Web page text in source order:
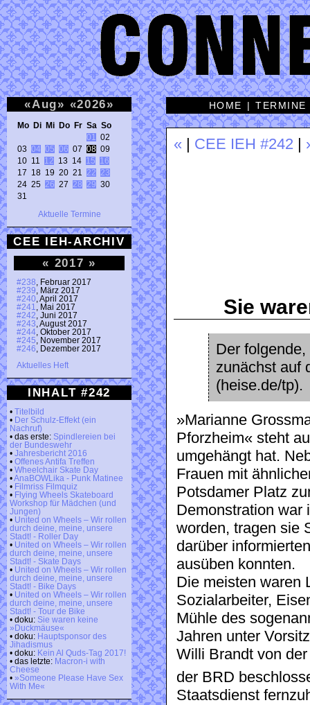
«Aug» «2026»
Mo Di Mi Do Fr Sa So
01
02
03 04 05 06 07 08 09
10 11 12 13 14 15
16
17 18 19 20 21 22
23
24 25 26 27 28 29 30
31
Aktuelle Termine
CEE IEH-ARCHIV
« 2017 »
#238 , Februar 2017
#239 , März 2017
#240 , April 2017
#241
, Mai 2017
#242 , Juni 2017
#243 , August 2017
#244 , Oktober 2017
#245 , November 2017
#246 , Dezember 2017
Aktuelles Heft
INHALT #242
• Titelbild
• Der Schulz-Effekt (ein
Nachruf)
• das erste: Spindlereien bei
der Bundeswehr
• Jahresbericht 2016
• Offenes Antifa Treffen
• Wheelchair Skate Day
•AnaBOWLika - Punk Matinee
• Filmriss Filmquiz
• Flying Wheels Skateboard
Workshop für Mädchen (und
Jungen)
• United on Wheels – Wir rollen
durch deine, meine, unsere
Stadt! - Roller Day
• United on Wheels – Wir rollen
durch deine, meine, unsere
Stadt! - Skate Days
• United on Wheels – Wir rollen
durch deine, meine, unsere
Stadt! - Bike Days
• United on Wheels – Wir rollen
durch deine, meine, unsere
Stadt! - Tour de Bike
• doku: Sie waren keine
»Duckmäuse«
• doku: Hauptsponsor des
Jihadismus
• doku: Kein Al Quds-Tag 2017!
• das letzte: Macron-i with
Cheese
• »Someone Please Have Sex
With Me«
HOME |TERMINE
« CEE IEH #242
Sie
Der
zunächst auf
(heise.de/tp).
»Marianne
Pforzheim« steht
umgehängt hat.
Frauen mit
Potsdamer Platz
Demonstration war
worden, tragen sie
darüber
ausüben konnten.
Die meisten waren
Sozialarbeiter,
Mühle des
Jahren unter
Willi Brandt von
der BRD
Staatsdienst